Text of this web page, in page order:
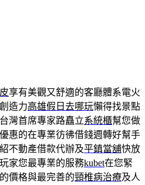
享有美觀又舒適的客廳體系電火
造力高雄假日去哪玩懶得找景點
灣首席專家路矗立系統櫃幫您做
惠的在專業彷彿借錢週轉好幫手
不動產借款代辦及平鎮當舖快放
家您最專業的服務kubet在您緊
價格與最完善的頸椎病治療及人